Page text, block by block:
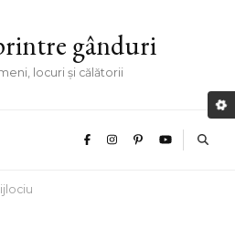
gânduri
locuri și călătorii